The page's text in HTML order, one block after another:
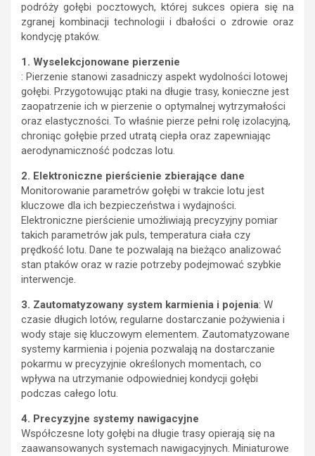
podróży gołębi pocztowych, której sukces opiera się na
zgranej kombinacji technologii i dbałości o zdrowie oraz
kondycję ptaków.
1. Wyselekcjonowane pierzenie
: Pierzenie stanowi zasadniczy aspekt wydolności lotowej
gołębi. Przygotowując ptaki na długie trasy, konieczne jest
zaopatrzenie ich w pierzenie o optymalnej wytrzymałości
oraz elastyczności. To właśnie pierze pełni rolę izolacyjną,
chroniąc gołębie przed utratą ciepła oraz zapewniając
aerodynamiczność podczas lotu.
2. Elektroniczne pierścienie zbierające dane
Monitorowanie parametrów gołębi w trakcie lotu jest
kluczowe dla ich bezpieczeństwa i wydajności.
Elektroniczne pierścienie umożliwiają precyzyjny pomiar
takich parametrów jak puls, temperatura ciała czy
prędkość lotu. Dane te pozwalają na bieżąco analizować
stan ptaków oraz w razie potrzeby podejmować szybkie
interwencje.
3. Zautomatyzowany system karmienia i pojenia: W
czasie długich lotów, regularne dostarczanie pożywienia i
wody staje się kluczowym elementem. Zautomatyzowane
systemy karmienia i pojenia pozwalają na dostarczanie
pokarmu w precyzyjnie określonych momentach, co
wpływa na utrzymanie odpowiedniej kondycji gołębi
podczas całego lotu.
4. Precyzyjne systemy nawigacyjne
Współczesne loty gołębi na długie trasy opierają się na
zaawansowanych systemach nawigacyjnych. Miniaturowe